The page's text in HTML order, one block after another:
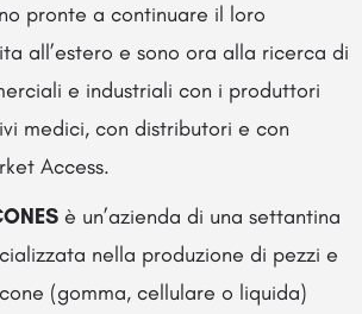
pronte a continuare il loro
all’estero e sono ora alla ricerca di
e industriali con i produttori
medici, con distributori e con
Access.
è un’azienda di una settantina
nella produzione di pezzi e
(gomma, cellulare o liquida)